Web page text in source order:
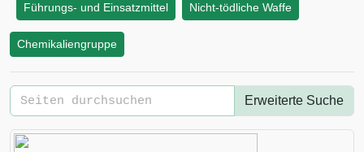
Führungs- und Einsatzmittel Nicht-tödliche Waffe
Chemikaliengruppe
Erweiterte Suche